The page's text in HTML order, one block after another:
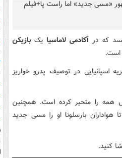
که در آکادمی لاماسیا یک بازیکن
است.
اسپانیایی در توصیف پدرو خواریز
همه را متحیر کرده است. همچنین
بارسلونا او را مسی جدید
کنید.